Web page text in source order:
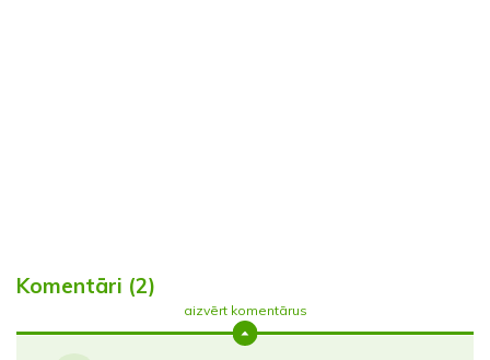
Komentāri (2)
aizvērt komentārus